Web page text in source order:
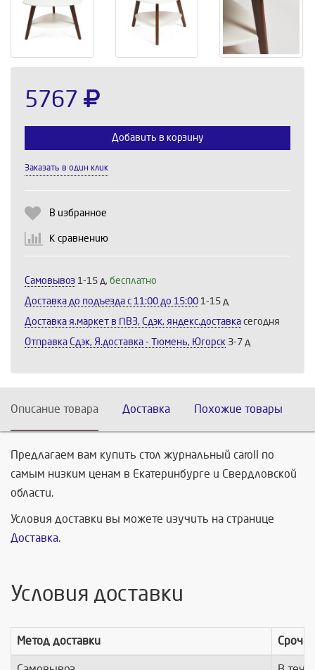
5767
Добавить в корзину
Заказать в один клик
В избранное
К сравнению
Самовывоз 1-15 д, бесплатно
Доставка до подъезда c 11:00 до 15:00 1-15 д
Доставка я.маркет в ПВЗ, Сдэк, яндекс.доставка сегодня
Отправка Сдэк, Я.доставка - Тюмень, Югорск 3-7 д
Описание товара Доставка Похожие товары
Предлагаем вам купить стол журнальный caroll по
самым низким ценам в Екатеринбурге и Свердловской
области.
Условия доставки вы можете изучить на странице
Доставка.
Условия доставки
Метод доставки